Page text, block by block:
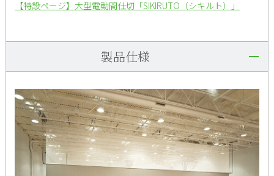
【特設ページ】大型電動間仕切「SIKIRUTO（シキルト）」
製品仕様